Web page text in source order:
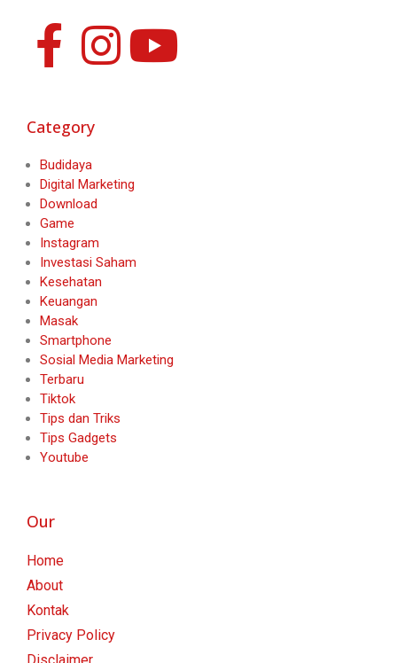
Category
Budidaya
Digital Marketing
Download
Game
Instagram
Investasi Saham
Kesehatan
Keuangan
Masak
Smartphone
Sosial Media Marketing
Terbaru
Tiktok
Tips dan Triks
Tips Gadgets
Youtube
Our
Home
About
Kontak
Privacy Policy